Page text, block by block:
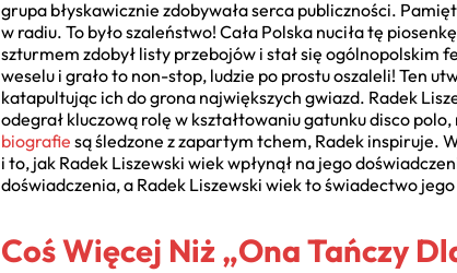
grupa błyskawicznie zdobywała serca publiczności.
w radiu. To było szaleństwo! Cała Polska nuciła tę
szturmem zdobył listy przebojów i stał się
weselu i grało to non-stop, ludzie po prostu oszaleli! Ten
katapultując ich do grona największych gwiazd. Radek
odegrał kluczową rolę w kształtowaniu gatunku disco
biografie są śledzone z zapartym tchem, Radek inspiruje.
i to, jak Radek Liszewski wiek wpłynął na jego
doświadczenia, a Radek Liszewski wiek to świadectwo
Coś Więcej Niż „Ona Tańczy